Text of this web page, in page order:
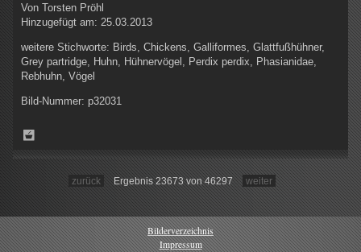
Von Torsten Pröhl
Hinzugefügt am: 25.03.2013
weitere Stichworte: Birds, Chickens, Galliformes, Glattfußhühner,
Grey partridge, Huhn, Hühnervögel, Perdix perdix, Phasianidae,
Rebhuhn, Vögel
Bild-Nummer: p32031
zurück Ergebnis 23673 von 46297 weiter
Bilderverzeichnis
Impressum